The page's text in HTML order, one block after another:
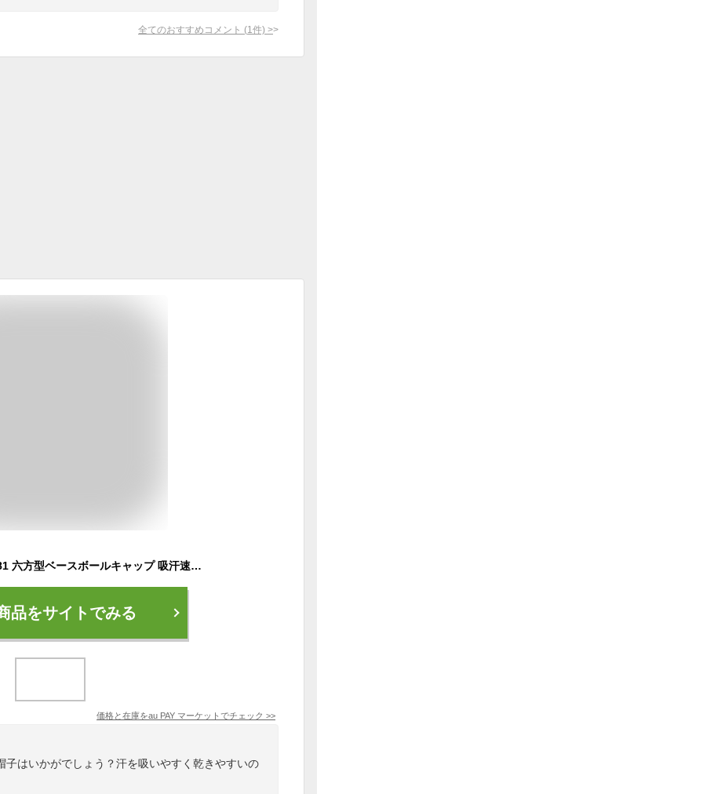
全てのおすすめコメント (1 件) >
ウンドウ wundow P81 六方型ベースボールキャップ 吸汗速乾 防汚 キャップ 帽子 野球帽 メンズ レディース キッズ ジュニア 男の子 女
品をサイトでみる
価格と在庫をau PAY マーケット でチェック >>
子はいかがでしょう？汗を吸いやすく乾きやすいの